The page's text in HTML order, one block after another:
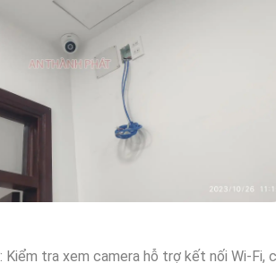
Kiểm tra xem camera hỗ trợ kết nối Wi-Fi,